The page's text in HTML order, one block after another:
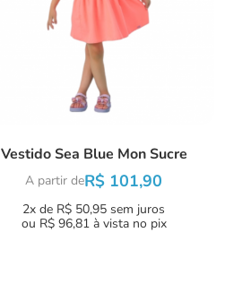
Vestido Sea Blue Mon Sucre
A partir deR$ 101,90
2x de R$ 50,95 sem juros
ou R$ 96,81à vista no pix